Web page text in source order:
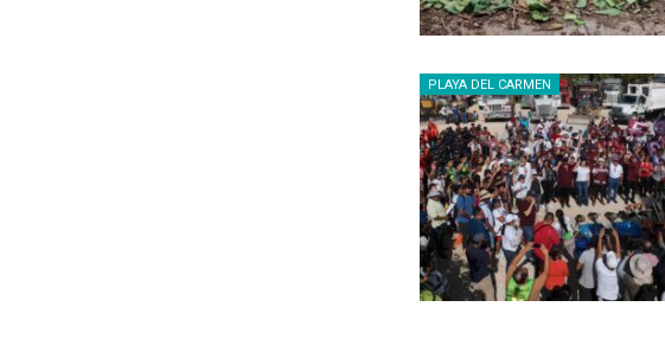
PLAYA DEL CARMEN